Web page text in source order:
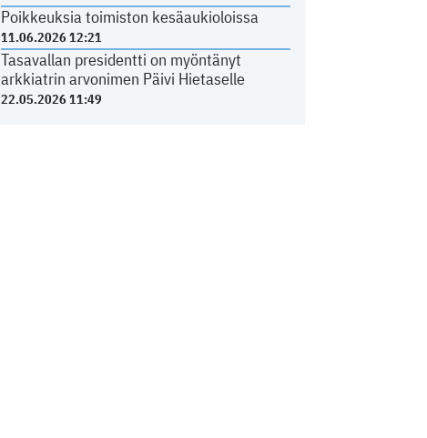
Poikkeuksia toimiston kesäaukioloissa
11.06.2026 12:21
Tasavallan presidentti on myöntänyt
arkkiatrin arvonimen Päivi Hietaselle
22.05.2026 11:49